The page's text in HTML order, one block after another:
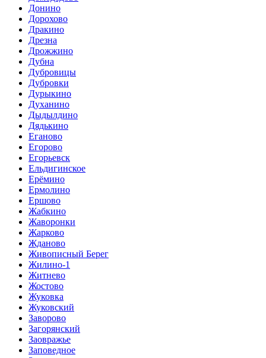
Донино
Дорохово
Дракино
Дрезна
Дрожжино
Дубна
Дубровицы
Дубровки
Дурыкино
Духанино
Дыдылдино
Дядькино
Еганово
Егорово
Егорьевск
Ельдигинское
Ерёмино
Ермолино
Ершово
Жабкино
Жаворонки
Жарково
Жданово
Живописный Берег
Жилино-1
Житнево
Жостово
Жуковка
Жуковский
Заворово
Загорянский
Заовражье
Заповедное